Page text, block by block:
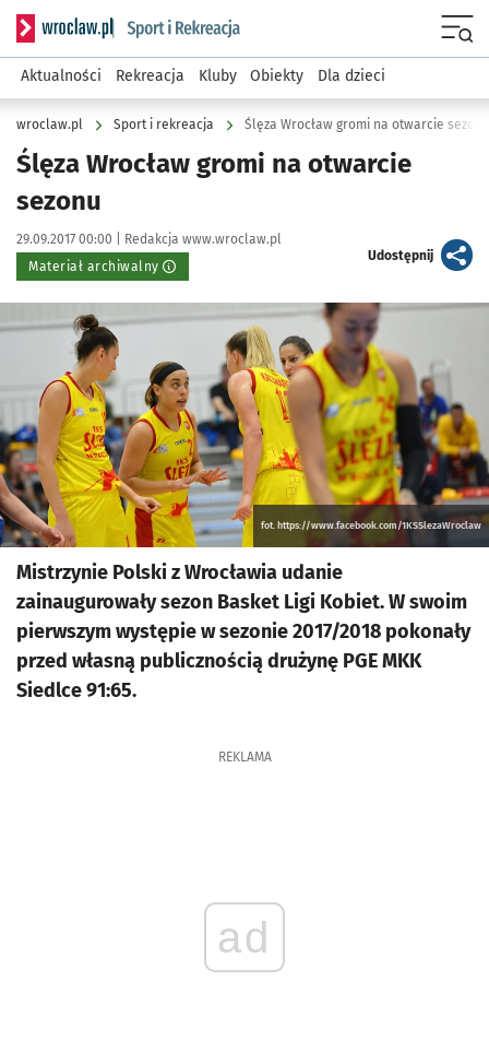
Serwis informacyjny wroclaw.pl podserwis: Sport i rekreacja
Aktualności Rekreacja Kluby Obiekty Dla dzieci
wroclaw.pl Sport i rekreacja Ślęza Wrocław gromi na otwarcie sezonu
Ślęza Wrocław gromi na otwarcie
sezonu
Data publikacji:
29.09.2017 00:00 | Autor:
Redakcja www.wroclaw.pl
Materiał archiwalny
Udostępnijartykuł
Kliknij, aby powiększyć
fot. https://www.facebook.com/1KSSlezaWroclaw
Mistrzynie Polski z Wrocławia udanie
zainaugurowały sezon Basket Ligi Kobiet. W swoim
pierwszym występie w sezonie 2017/2018 pokonały
przed własną publicznością drużynę PGE MKK
Siedlce 91:65.
REKLAMA
ad